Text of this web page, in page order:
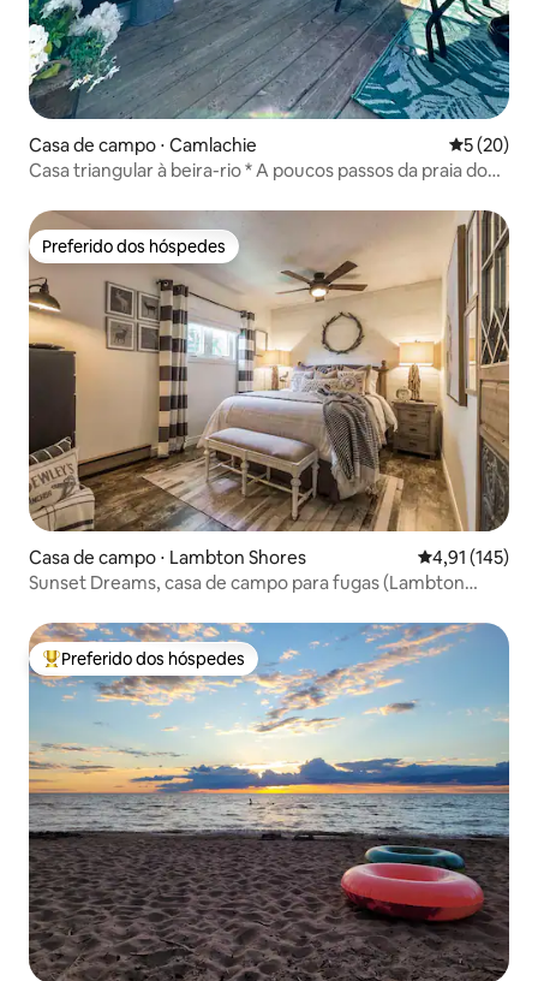
Casa de campo ⋅ Camlachie 5 de uma
5 (20)
Casa triangular à beira-rio * A poucos passos da praia do
Preferido dos hóspedes
Preferido dos hóspedes
Casa de campo ⋅ Lambton Shores 4,91 de uma
4,91 (145)
Sunset Dreams, casa de campo para fugas (Lambton
Entre os melhores preferidos dos hóspedes
Preferido dos hóspedes